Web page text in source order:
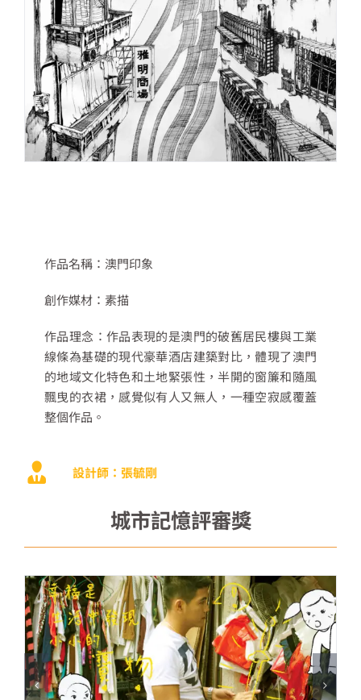
作品名稱：澳門印象
創作媒材：素描
作品理念：作品表現的是澳門的破舊居民樓與工業
線條為基礎的現代豪華酒店建築對比，體現了澳門
的地域文化特色和土地緊張性，半開的窗簾和隨風
飄曳的衣裙，感覺似有人又無人，一種空寂感覆蓋
整個作品。
設計師：張毓剛
城市記憶評審獎